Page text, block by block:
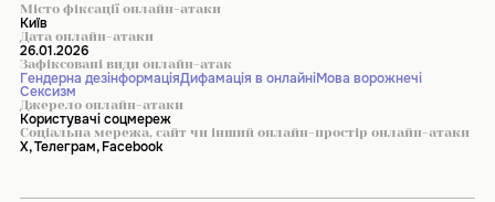
Місто фіксації онлайн-атаки
Київ
Дата онлайн-атаки
26.01.2026
Зафіксовані види онлайн-атак
Гендерна дезінформаціяДифамація в онлайніМова ворожнечі
Сексизм
Джерело онлайн-атаки
Користувачі соцмереж
Соціальна мережа, сайт чи інший онлайн-простір онлайн-атаки
Х, Телеграм, Facebook